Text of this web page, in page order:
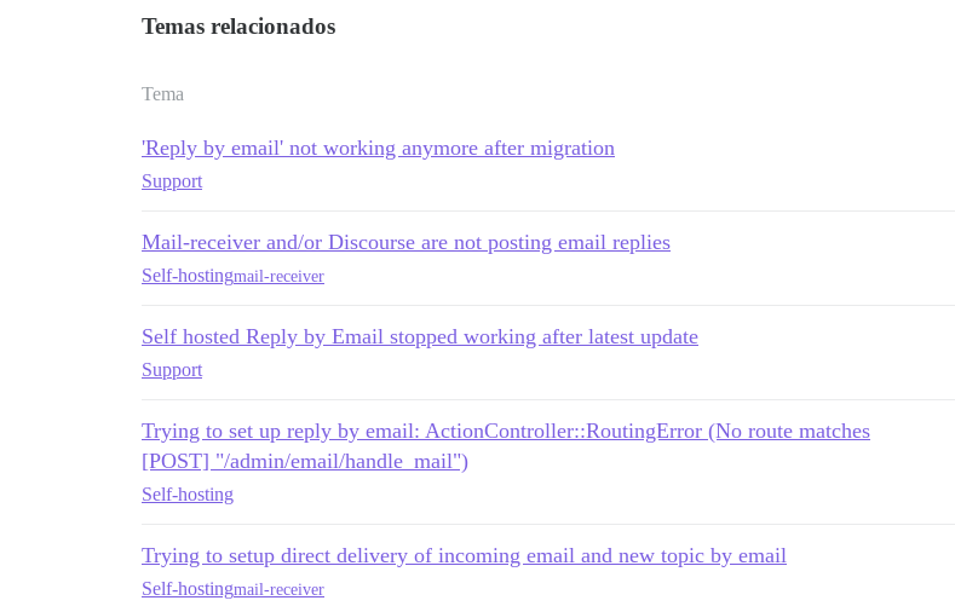
Temas relacionados
Tema
'Reply by email' not working anymore after migration
Support
Mail-receiver and/or Discourse are not posting email replies
Self-hostingmail-receiver
Self hosted Reply by Email stopped working after latest update
Support
Trying to set up reply by email: ActionController::RoutingError (No route matches
[POST] "/admin/email/handle_mail")
Self-hosting
Trying to setup direct delivery of incoming email and new topic by email
Self-hostingmail-receiver